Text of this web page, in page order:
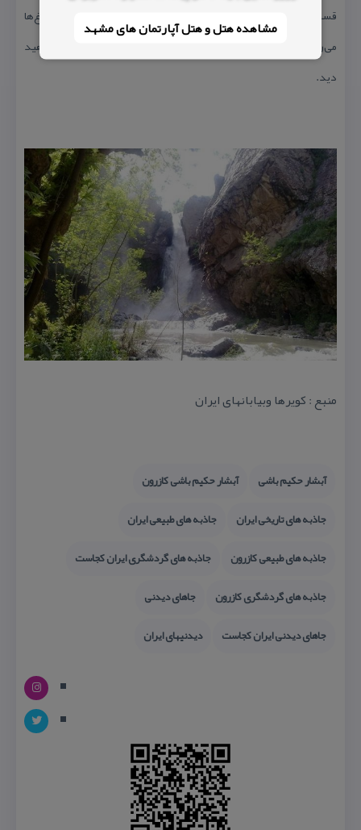
مشاهده هتل و هتل‌ آپارتمان های مشهد
قسمت و از طریق جاده‌ای كه به خط انتقال لوله‌ی گاز و پس از آن به باغ‌ها
می‌رسد ادامه دهید، مسیری مارلو كه به آبشار منتهی می‌شود را خواهید
دید.
منبع : كویرها وبیابانهای ایران
آبشار حكیم باشی
آبشار حكیم باشی كازرون
جاذبه های تاریخی ایران
جاذبه های طبیعی ایران
جاذبه های طبیعی كازرون
جاذبه های گردشگری ایران كجاست
جاذبه های گردشگری كازرون
جاهای دیدنی
جاهای دیدنی ایران كجاست
دیدنیهای ایران